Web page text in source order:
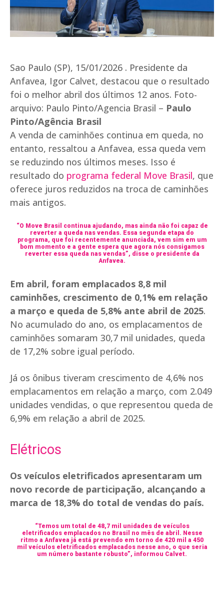
Sao Paulo (SP), 15/01/2026 . Presidente da
Anfavea, Igor Calvet, destacou que o resultado
foi o melhor abril dos últimos 12 anos. Foto-
arquivo: Paulo Pinto/Agencia Brasil – Paulo
Pinto/Agência Brasil
A venda de caminhões continua em queda, no
entanto, ressaltou a Anfavea, essa queda vem
se reduzindo nos últimos meses. Isso é
resultado do programa federal Move Brasil, que
oferece juros reduzidos na troca de caminhões
mais antigos.
“O Move Brasil continua ajudando, mas ainda não foi capaz de
reverter a queda nas vendas. Essa segunda etapa do
programa, que foi recentemente anunciada, vem sim em um
bom momento e a gente espera que agora nós consigamos
reverter essa queda nas vendas”, disse o presidente da
Anfavea.
Em abril, foram emplacados 8,8 mil
caminhões, crescimento de 0,1% em relação
a março e queda de 5,8% ante abril de 2025.
No acumulado do ano, os emplacamentos de
caminhões somaram 30,7 mil unidades, queda
de 17,2% sobre igual período.
Já os ônibus tiveram crescimento de 4,6% nos
emplacamentos em relação a março, com 2.049
unidades vendidas, o que representou queda de
6,9% em relação a abril de 2025.
Elétricos
Os veículos eletrificados apresentaram um
novo recorde de participação, alcançando a
marca de 18,3% do total de vendas do país.
“Temos um total de 48,7 mil unidades de veículos
eletrificados emplacados no Brasil no mês de abril. Nesse
ritmo a Anfavea já está prevendo em torno de 420 mil a 450
mil veículos eletrificados emplacados nesse ano, o que seria
um número bastante robusto”, informou Calvet.